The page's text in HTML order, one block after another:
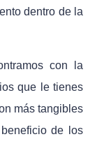
dentro de la
con la
que le tienes
más tangibles
de los